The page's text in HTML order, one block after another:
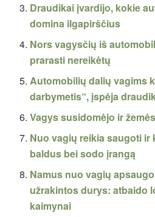
Draudikai įvardijo, kokie
domina ilgapirščius
Nors vagysčių iš
prarasti nereikėtų
Automobilių dalių vagims
darbymetis“, įspėja
Vagys susidomėjo ir
Nuo vagių reikia saugoti ir
baldus bei sodo įrangą
Namus nuo vagių
užrakintos durys: atbaido
kaimynai